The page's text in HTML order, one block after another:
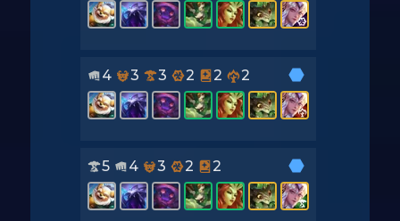
4 3 3 2 2 2
5 4 3 2 2